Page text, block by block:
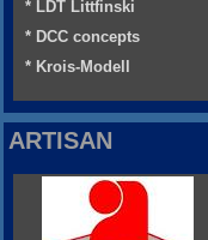
* LDT Littfinski
* DCC concepts
* Krois-Modell
ARTISAN